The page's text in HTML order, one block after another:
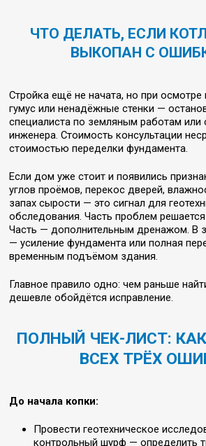
ЧТО ДЕЛАТЬ, ЕСЛИ
ВЫКОПАН С
Стройка ещё не начата, но при осмотре
гумус или ненадёжные стенки —
специалиста по земляным работам или
инженера. Стоимость консультации
стоимостью переделки фундамента.
Если дом уже стоит и появились
углов проёмов, перекос дверей,
запах сырости — это сигнал для
обследования. Часть проблем
Часть — дополнительным дренажом. В
— усиление фундамента или полная
временным подъёмом здания.
Главное правило одно: чем раньше
дешевле обойдётся исправление.
ПОЛНЫЙ ЧЕК-ЛИСТ:
ВСЕХ ТРЁХ
До начала копки:
Провести геотехническое
контрольный шурф — определить